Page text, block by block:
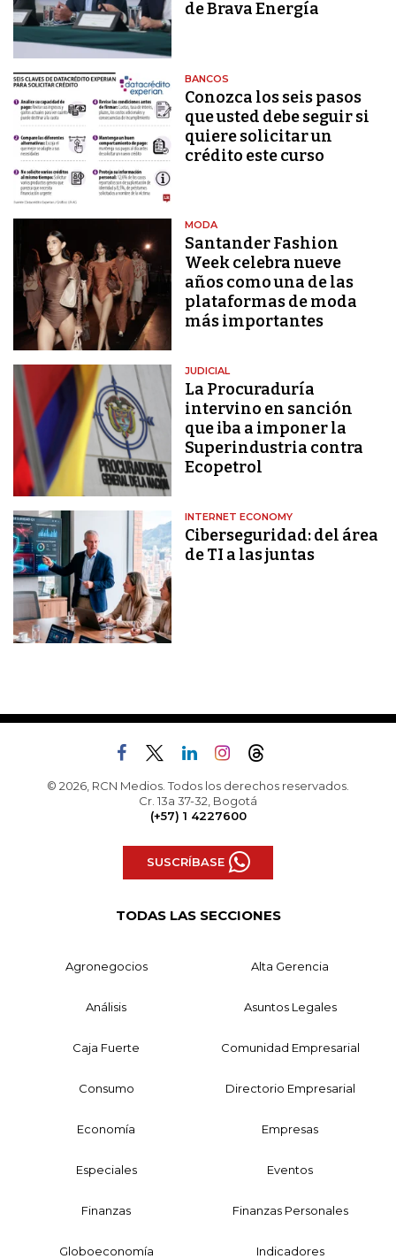
de Brava Energía
BANCOS
Conozca los seis pasos
que usted debe seguir si
quiere solicitar un
crédito este curso
MODA
Santander Fashion
Week celebra nueve
años como una de las
plataformas de moda
más importantes
JUDICIAL
La Procuraduría
intervino en sanción
que iba a imponer la
Superindustria contra
Ecopetrol
INTERNET ECONOMY
Ciberseguridad: del área
de TI a las juntas
© 2026, RCN Medios. Todos los derechos reservados.
Cr. 13a 37-32, Bogotá
(+57) 1 4227600
SUSCRÍBASE
TODAS LAS SECCIONES
Agronegocios Alta Gerencia
Análisis Asuntos Legales
Caja Fuerte Comunidad Empresarial
Consumo Directorio Empresarial
Economía Empresas
Especiales Eventos
Finanzas Finanzas Personales
Globoeconomía Indicadores